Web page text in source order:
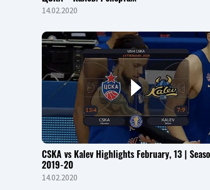
14.02.2020
CSKA vs Kalev Highlights February, 13 |
2019-20
14.02.2020